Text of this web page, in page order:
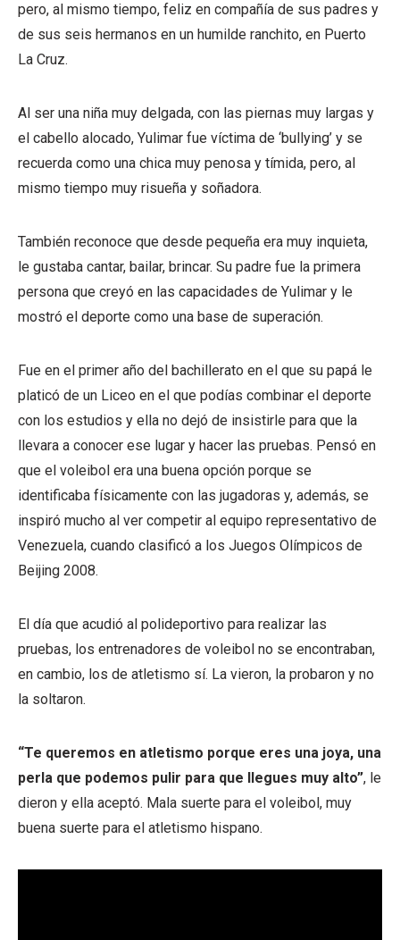
pero, al mismo tiempo, feliz en compañía de sus padres y
de sus seis hermanos en un humilde ranchito, en Puerto
La Cruz.
Al ser una niña muy delgada, con las piernas muy largas y
el cabello alocado, Yulimar fue víctima de ‘bullying’ y se
recuerda como una chica muy penosa y tímida, pero, al
mismo tiempo muy risueña y soñadora.
También reconoce que desde pequeña era muy inquieta,
le gustaba cantar, bailar, brincar. Su padre fue la primera
persona que creyó en las capacidades de Yulimar y le
mostró el deporte como una base de superación.
Fue en el primer año del bachillerato en el que su papá le
platicó de un Liceo en el que podías combinar el deporte
con los estudios y ella no dejó de insistirle para que la
llevara a conocer ese lugar y hacer las pruebas. Pensó en
que el voleibol era una buena opción porque se
identificaba físicamente con las jugadoras y, además, se
inspiró mucho al ver competir al equipo representativo de
Venezuela, cuando clasificó a los Juegos Olímpicos de
Beijing 2008.
El día que acudió al polideportivo para realizar las
pruebas, los entrenadores de voleibol no se encontraban,
en cambio, los de atletismo sí. La vieron, la probaron y no
la soltaron.
“Te queremos en atletismo porque eres una joya, una
perla que podemos pulir para que llegues muy alto”, le
dieron y ella aceptó. Mala suerte para el voleibol, muy
buena suerte para el atletismo hispano.